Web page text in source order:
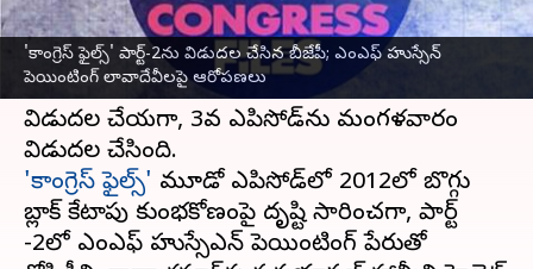
'కాంగ్రెస్ ఫైల్స్' పార్ట్-2ను విడుదల చేసిన బీజేపీ; ఎంఎఫ్ హుస్సేన్
పెయింటింగ్‌ లావాదేవీలపై ఆరోపణలు
ఈ వార్తాకథనం ఏంటి
భారతీయ జనతా పార్టీ (బీజేపీ)'కాంగ్రెస్ ఫైల్స్' పేరుతో
తన సిరీస్‌లోని రెండో ఎపిసోడ్‌ను సోమవారం
విడుదల చేయగా, 3వ ఎపిసోడ్‌ను మంగళవారం
'కాంగ్రెస్ ఫైల్స్' మూడో ఎపిసోడ్‌లో 2012లో బొగ్గు
బ్లాక్ కేటాపు కుంభకోణంపై దృష్టి సారించగా, పార్ట్
-2లో ఎంఎఫ్ హుస్సేఎన్ పెయింటింగ్ పేరుతో